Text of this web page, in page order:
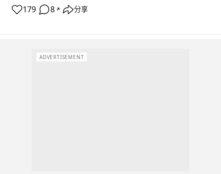
179 8 ↗ 分享
ADVERTISEMENT